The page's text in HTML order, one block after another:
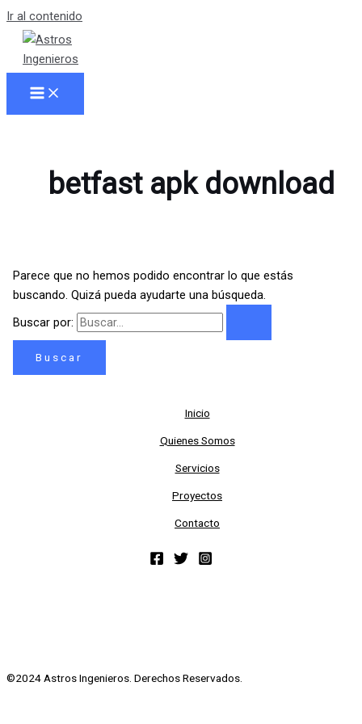
Ir al contenido
betfast apk download
Parece que no hemos podido encontrar lo que estás
buscando. Quizá pueda ayudarte una búsqueda.
Buscar por:
Inicio
Quienes Somos
Servicios
Proyectos
Contacto
©2024 Astros Ingenieros. Derechos Reservados.